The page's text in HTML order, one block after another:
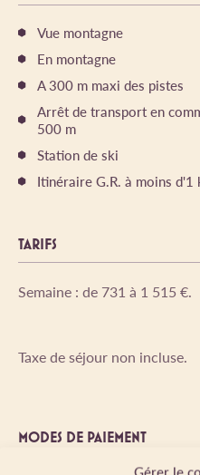
Vue montagne
En montagne
A 300 m maxi des pistes
Arrêt de transport en
500 m
Station de ski
Itinéraire G.R. à moins d'1
TARIFS
Semaine : de 731 à 1 515 €.
Taxe de séjour non incluse.
MODES DE PAIEMENT